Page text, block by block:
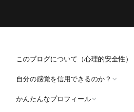
このブログについて（心理的安全性）
自分の感覚を信用できるのか？
「死にたい」と思うことについ
かんたんなプロフィール